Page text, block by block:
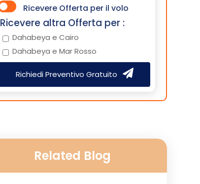
Ricevere Offerta per il volo
Ricevere altra Offerta per :
Dahabeya e Cairo
Dahabeya e Mar Rosso
Richiedi Preventivo Gratuito
Related Blog